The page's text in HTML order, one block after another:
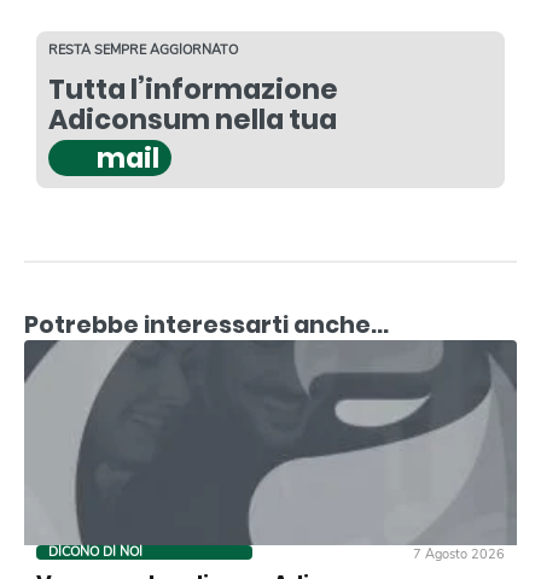
RESTA SEMPRE AGGIORNATO
Tutta l’informazione
Adiconsum nella tua
mail
Potrebbe interessarti anche...
DICONO DI NOI 7 Agosto 2026